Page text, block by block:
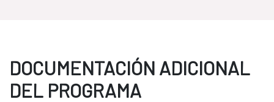
DOCUMENTACIÓN ADICIONAL
DEL PROGRAMA